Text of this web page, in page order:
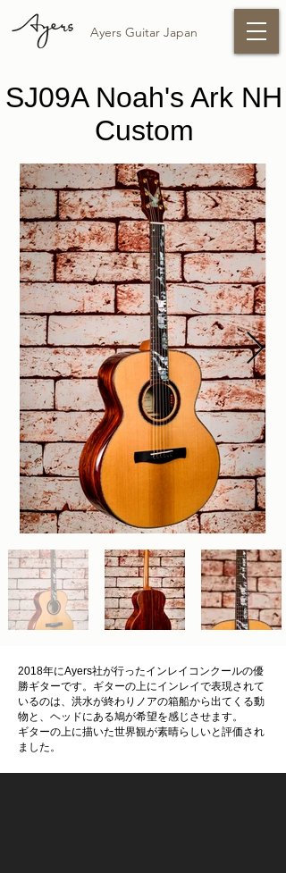
Ayers Guitar Japan
SJ09A Noah's Ark NH
Custom
2018年にAyers社が行ったインレイコンクールの優
勝ギターです。ギターの上にインレイで表現されて
いるのは、洪水が終わりノアの箱船から出てくる動
物と、ヘッドにある鳩が希望を感じさせます。​
ギターの上に描いた世界観が素晴らしいと評価され
ました。